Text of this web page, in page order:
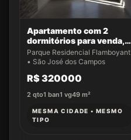
Apartamento com 2
dormitórios para venda,
49 m² por R$ 320.000,00
- Parque Residencial
dos Campos/SP
Parque Residencial Flamboyant
• São José dos Campos
R$ 320000
2 qto1 ban1 vg49 m²
MESMA CIDADE • MESMO
TIPO